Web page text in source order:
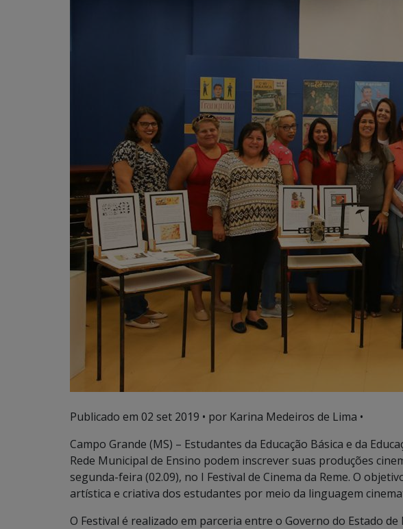
Publicado em 02 set 2019 • por Karina Medeiros de Lima •
Campo Grande (MS) – Estudantes da Educação Básica e da
Rede Municipal de Ensino podem inscrever suas produções
segunda-feira (02.09), no I Festival de Cinema da Reme. O
artística e criativa dos estudantes por meio da linguagem
O Festival é realizado em parceria entre o Governo do Estado